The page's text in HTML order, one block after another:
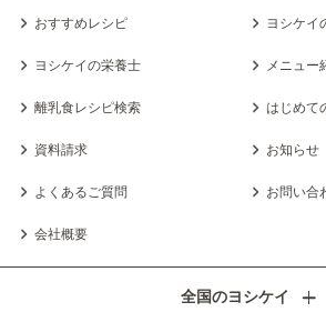
おすすめレシピ ヨシケイ
ヨシケイの栄養士 メニュー
離乳食レシピ検索 はじめて
資料請求 お知らせ
よくあるご質問 お問い合
会社概要
全国のヨシケイ